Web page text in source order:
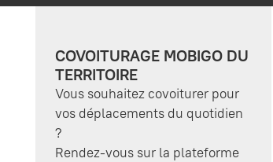
COVOITURAGE MOBIGO DU
TERRITOIRE
Vous souhaitez covoiturer pour
vos déplacements du quotidien
?
Rendez-vous sur la plateforme